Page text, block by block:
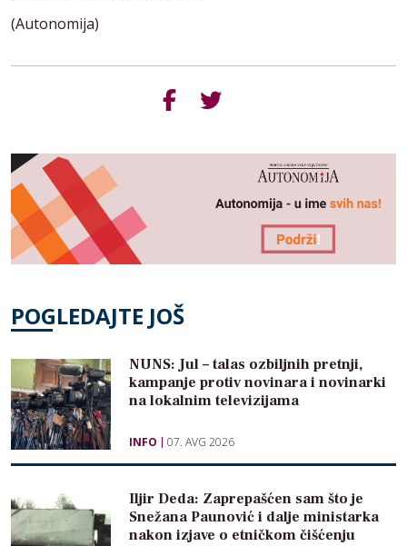
(Autonomija)
POGLEDAJTE JOŠ
NUNS: Jul – talas ozbiljnih pretnji,
kampanje protiv novinara i novinarki
na lokalnim televizijama
INFO 07. AVG 2026
Iljir Deda: Zaprepašćen sam što je
Snežana Paunović i dalje ministarka
nakon izjave o etničkom čišćenju